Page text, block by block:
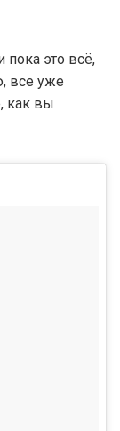
это всё,
все уже
как вы